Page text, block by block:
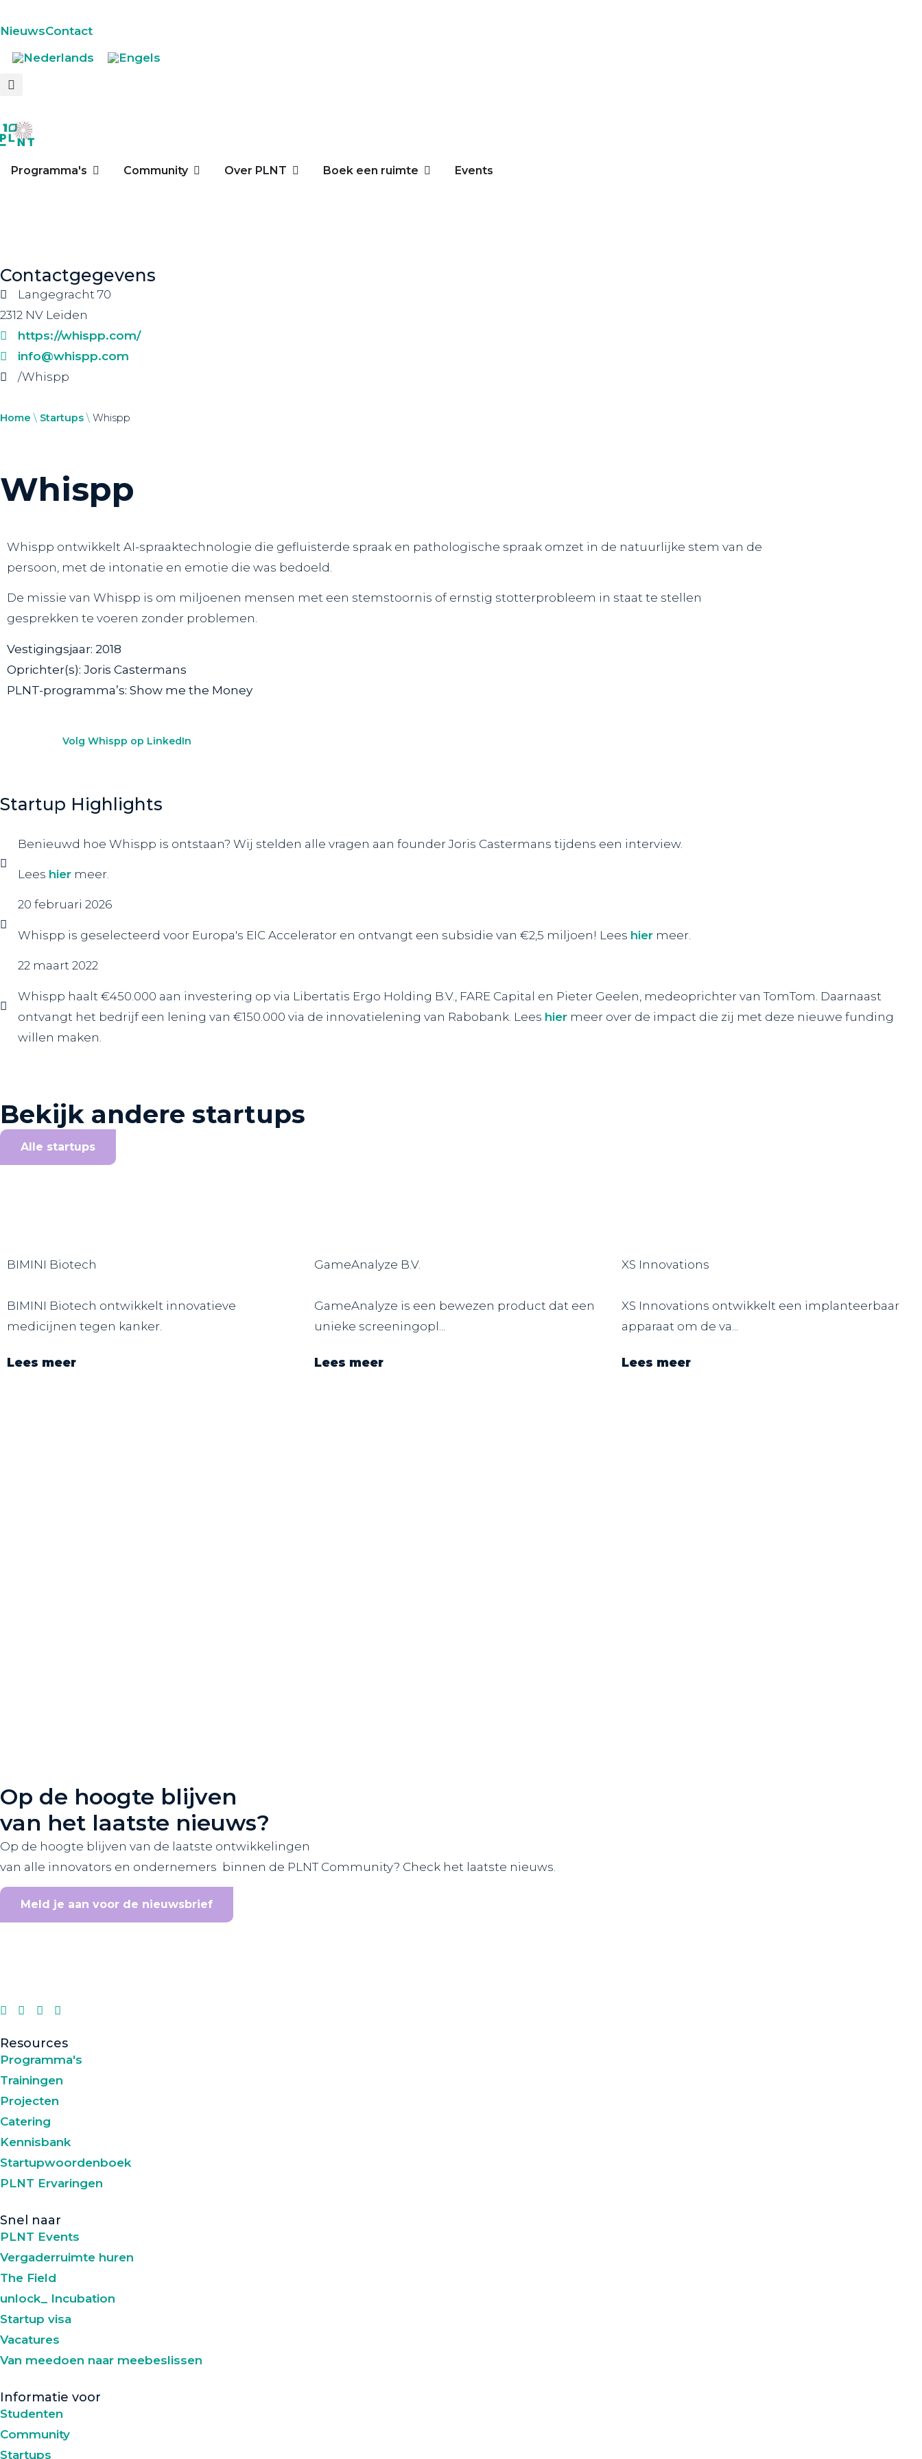
NieuwsContact
Programma's Community Over PLNT Boek een ruimte Events
Contactgegevens
Langegracht 70
2312 NV Leiden
https://whispp.com/
info@whispp.com
/Whispp
Home \ Startups\ Whispp
Whispp
Whispp ontwikkelt AI-spraaktechnologie die gefluisterde spraak en pathologische spraak omzet in de natuurlijke stem van de
persoon, met de intonatie en emotie die was bedoeld.
De missie van Whispp is om miljoenen mensen met een stemstoornis of ernstig stotterprobleem in staat te stellen
gesprekken te voeren zonder problemen.
Vestigingsjaar: 2018
Oprichter(s): Joris Castermans
PLNT-programma’s: Show me the Money
Volg Whispp op LinkedIn
Startup Highlights
Benieuwd hoe Whispp is ontstaan? Wij stelden alle vragen aan founder Joris Castermans tijdens een interview.
Lees hier meer.
20 februari 2026
Whispp is geselecteerd voor Europa's EIC Accelerator en ontvangt een subsidie van €2,5 miljoen! Lees hier meer.
22 maart 2022
Whispp haalt €450.000 aan investering op via Libertatis Ergo Holding B.V. FARE Capital en Pieter Geelen , medeoprichter vanTomTom . Daarnaast
ontvangt het bedrijf een lening van €150.000 via de innovatielening van Rabobank . Lees hier meer over de impact die zij met deze nieuwe funding
willen maken.
Bekijk andere startups
Alle startups
BIMINI Biotech
BIMINI Biotech ontwikkelt innovatieve
medicijnen tegen kanker.
Lees meer
GameAnalyze B.V.
GameAnalyze is een bewezen product dat een
unieke screeningopl...
Lees meer
XS Innovations
XS Innovations ontwikkelt een implanteerbaar
apparaat om de va...
Lees meer
Op de hoogte blijven
van het laatste nieuws?
Op de hoogte blijven van de laatste ontwikkelingen
van alle innovators en ondernemers binnen de PLNT Community? Check het laatste nieuws.
Meld je aan voor de nieuwsbrief
Resources
Programma's
Trainingen
Projecten
Catering
Kennisbank
Startupwoordenboek
PLNT Ervaringen
Snel naar
PLNT Events
Vergaderruimte huren
The Field
unlock_ Incubation
Startup visa
Vacatures
Van meedoen naar meebeslissen
Informatie voor
Studenten
Community
Startups